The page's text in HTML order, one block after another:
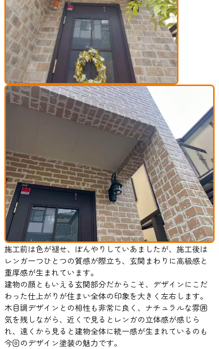
施工前は色が褪せ、ぼんやりしていあましたが、施工後は
レンガ一つひとつの質感が際立ち、玄関まわりに高級感と
重厚感が生まれています。
建物の顔ともいえる玄関部分だからこそ、デザインにこだ
わった仕上がりが住まい全体の印象を大きく左右します。
木目調デザインとの相性も非常に良く、ナチュラルな雰囲
気を残しながら、近くで見るとレンガの立体感が感じら
れ、遠くから見ると建物全体に統一感が生まれているのも
今回のデザイン塗装の魅力です。